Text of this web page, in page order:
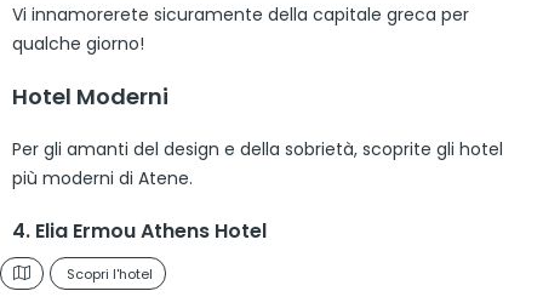
Vi innamorerete sicuramente della capitale greca per
qualche giorno!
Hotel Moderni
Per gli amanti del design e della sobrietà, scoprite gli hotel
più moderni di Atene.
4. Elia Ermou Athens Hotel
Scopri l'hotel